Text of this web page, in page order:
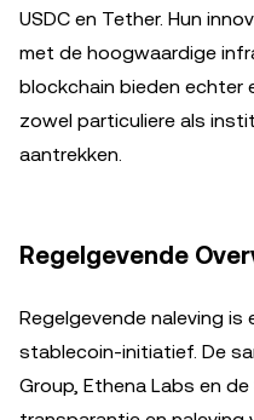
USDC en Tether. Hun
met de hoogwaardige
blockchain bieden echter
zowel particuliere als
aantrekken.
Regelgevende
Regelgevende naleving
stablecoin-initiatief. De
Group, Ethena Labs en